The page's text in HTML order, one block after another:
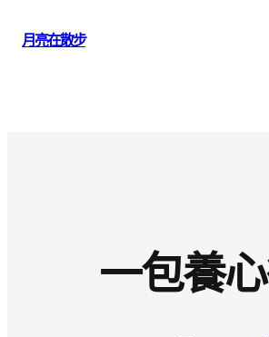
月亮在散步
一包養